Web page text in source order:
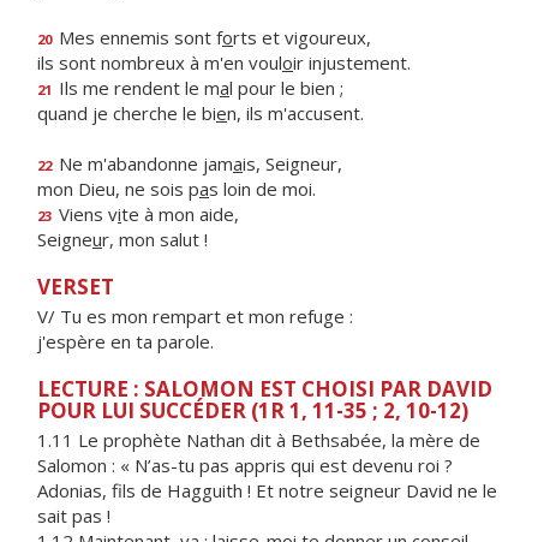
20 Mes ennemis sont forts et vigoureux,
ils sont nombreux à m'en vouloir injustement.
21 Ils me rendent le mal pour le bien ;
quand je cherche le bien, ils m'accusent.
22 Ne m'abandonne jamais, Seigneur,
mon Dieu, ne sois pas loin de moi.
23 Viens vite à mon aide,
Seigneur, mon salut !
VERSET
V/ Tu es mon rempart et mon refuge :
j'espère en ta parole.
LECTURE : SALOMON EST CHOISI PAR DAVID
POUR LUI SUCCÉDER (1R 1, 11-35 ; 2, 10-12)
1.11 Le prophète Nathan dit à Bethsabée, la mère de
Salomon : « N’as-tu pas appris qui est devenu roi ?
Adonias, fils de Hagguith ! Et notre seigneur David ne le
sait pas !